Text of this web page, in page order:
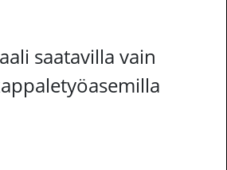
saatavilla vain